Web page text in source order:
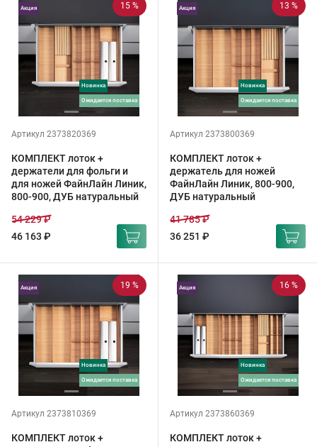
15 %
Новинка
ожидается поставка
Акция
Артикул 2373820369
КОМПЛЕКТ лоток +
держатели для фольги и
для ножей ФайнЛайн Линик,
800-900, ДУБ натуральный
46 163 ₽
54 229 ₽
13 %
Новинка
ожидается поставка
Акция
Артикул 2373800369
КОМПЛЕКТ лоток +
держатель для ножей
ФайнЛайн Линик, 800-900,
ДУБ натуральный
36 251 ₽
41 785 ₽
19 %
Новинка
ожидается поставка
Акция
Артикул 2373810369
КОМПЛЕКТ лоток +
16 %
Новинка
ожидается поставка
Акция
Артикул 2373860369
КОМПЛЕКТ лоток +